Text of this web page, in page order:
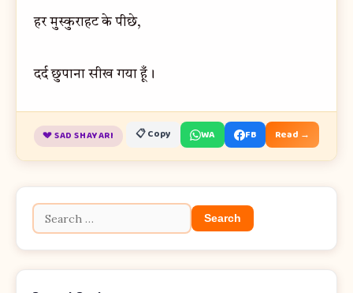
हर मुस्कुराहट के पीछे,
दर्द छुपाना सीख गया हूँ।
💔 SAD SHAYARI 📋 Copy WA FB Read →